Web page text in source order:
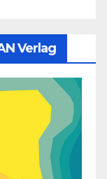
Verlag